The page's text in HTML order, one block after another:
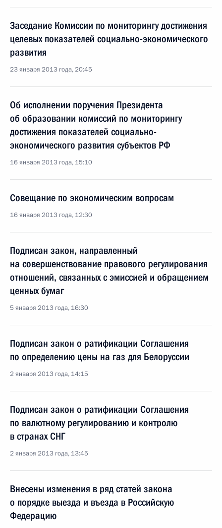
Заседание Комиссии по мониторингу достижения
целевых показателей социально-экономического
развития
23 января 2013 года, 20:45
Об исполнении поручения Президента
об образовании комиссий по мониторингу
достижения показателей социально-
экономического развития субъектов РФ
16 января 2013 года, 15:10
Совещание по экономическим вопросам
16 января 2013 года, 12:30
Подписан закон, направленный
на совершенствование правового регулирования
отношений, связанных с эмиссией и обращением
ценных бумаг
5 января 2013 года, 16:30
Подписан закон о ратификации Соглашения
по определению цены на газ для Белоруссии
2 января 2013 года, 14:15
Подписан закон о ратификации Соглашения
по валютному регулированию и контролю
в странах СНГ
2 января 2013 года, 13:45
Внесены изменения в ряд статей закона
о порядке выезда и въезда в Российскую
Федерацию